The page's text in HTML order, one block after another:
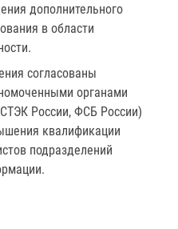
дополнительного
в области
согласованы
органами
России, ФСБ России)
квалификации
подразделений